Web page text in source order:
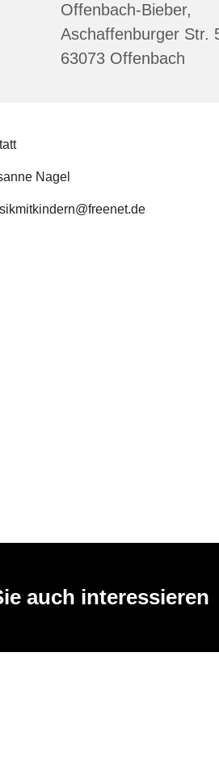
Offenbach-Bieber,
Aschaffenburger Str.
63073 Offenbach
Nagel
auch interessieren